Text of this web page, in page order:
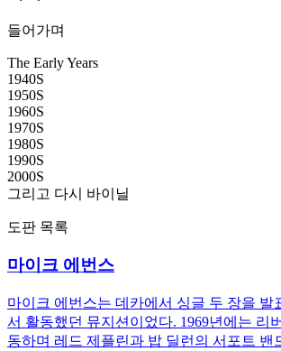
들어가며
The Early Years
1940S
1950S
1960S
1970S
1980S
1990S
2000S
그리고 다시 바이닐
도판 목록
마이크 에번스
마이크 에번스는 데카에서 싱글 두 장을 발
서 활동했던 뮤지션이었다. 1969년에는 리
동하며 레드 제플린과 밥 딜런의 서포트 밴